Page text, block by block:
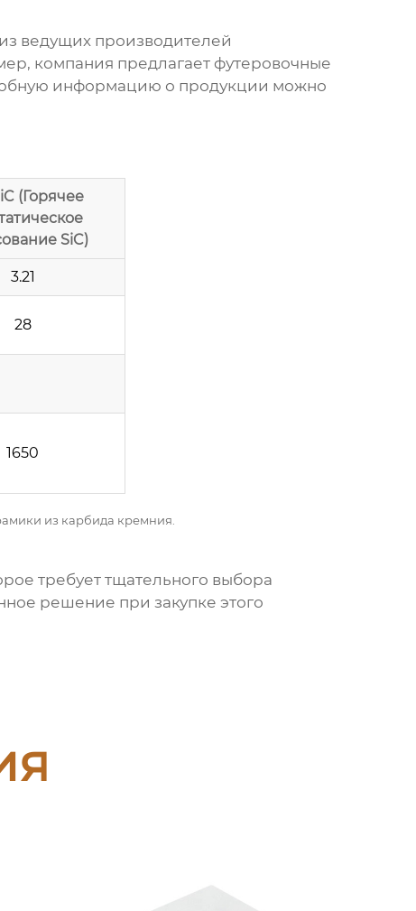
ведущих производителей
компания предлагает футеровочные
информацию о продукции можно
(Горячее
SiC)
3.21
28
1650
из карбида кремния.
требует тщательного выбора
решение при закупке этого